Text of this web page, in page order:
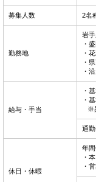
募集人数 2名
勤務地
岩
・
・
・
・
給与・手当
・
・
※
通
休日・休暇
年
・
・